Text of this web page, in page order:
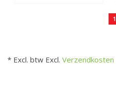
1
* Excl. btw Excl. Verzendkosten